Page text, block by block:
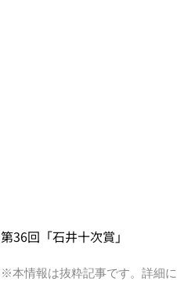
第36回「石井十次賞」
※本情報は抜粋記事です。詳細に